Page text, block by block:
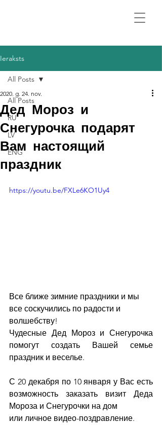
Ieraksts
All Posts
RU
LV
ENG
All Posts
Дед Мороз и
Снегурочка подарят
Вам настоящий
праздник
2020. g. 24. nov.
https://youtu.be/FXLe6KO1Uy4
Все ближе зимние праздники и мы
все соскучились по радости и
волшебству!
Чудесные Дед Мороз и Снегурочка
помогут создать Вашей семье
праздник и веселье.
С 20 декабря по 10 января у Вас есть
возможность заказать визит Деда
Мороза и Снегурочки на дом
или личное видео-поздравление.